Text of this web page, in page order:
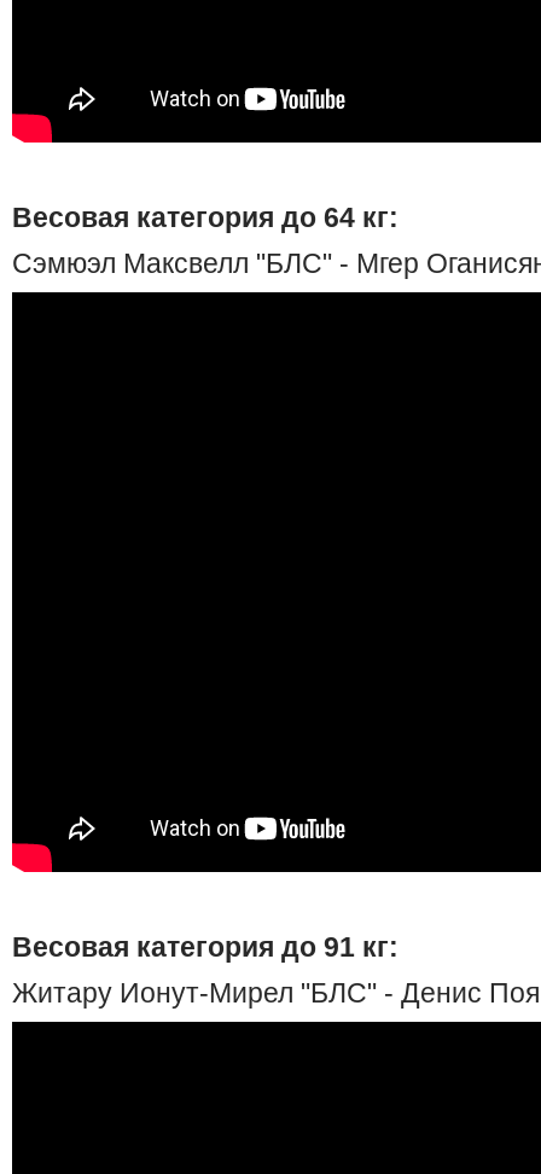
Весовая категория до 64 кг:
Сэмюэл Максвелл "БЛС" - Мгер
Весовая категория до 91 кг:
Житару Ионут-Мирел "БЛС" - Денис